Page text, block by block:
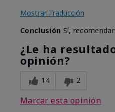
Mostrar Traducción
Conclusión Sí,
¿Le ha
opinión?
14 2
Marcar esta opinión